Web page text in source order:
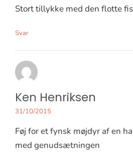
Stort tillykke med den flotte
Svar
Ken Henriksen
31/10/2015
Føj for et fynsk møjdyr af en
med genudsætningen